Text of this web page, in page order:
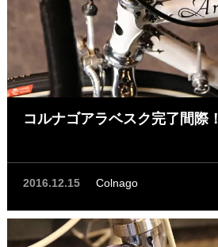
コルナゴアラベスク完了間際！
2016.12.15 Colnago